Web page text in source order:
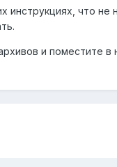
инструкциях, что не
и поместите